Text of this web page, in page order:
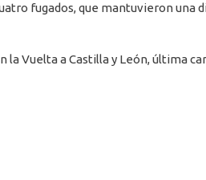
fugados, que mantuvieron una
Vuelta a Castilla y León, última